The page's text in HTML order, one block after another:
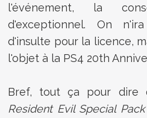
l'événement, la
d'exceptionnel. On
d'insulte pour la licence,
l'objet à la PS4 20th
Bref, tout ça pour dire
Resident Evil Special Pack